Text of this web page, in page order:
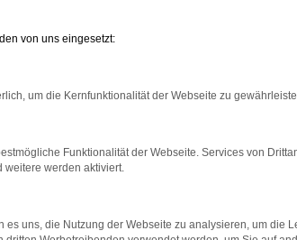
bestimmter Seiten verhindern.
von uns eingesetzt:
um die Kernfunktionalität der Webseite zu
Funktionalität der Webseite. Services von
weitere werden aktiviert.
es uns, die Nutzung der Webseite zu analysieren, um die